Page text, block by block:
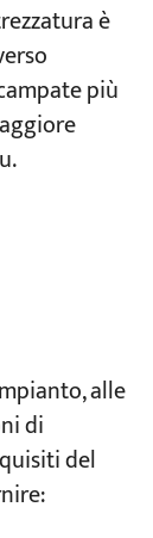
è
più
alle
di
del